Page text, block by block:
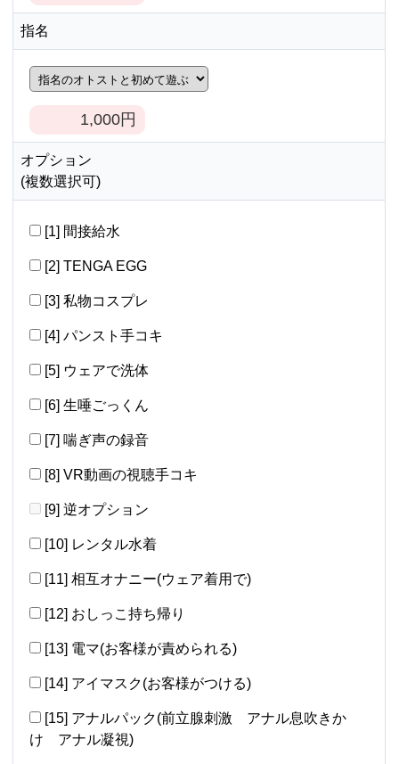
指名
1,000円
オプション
(複数選択可)
[1] 間接給水
[2] TENGA EGG
[3] 私物コスプレ
[4] パンスト手コキ
[5] ウェアで洗体
[6] 生唾ごっくん
[7] 喘ぎ声の録音
[8] VR動画の視聴手コキ
[9] 逆オプション
[10] レンタル水着
[11] 相互オナニー(ウェア着用で)
[12] おしっこ持ち帰り
[13] 電マ(お客様が責められる)
[14] アイマスク(お客様がつける)
[15] アナルパック(前立腺刺激 アナル息吹きか
け アナル凝視)